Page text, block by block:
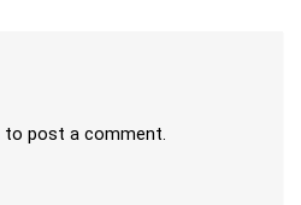
to post a comment.